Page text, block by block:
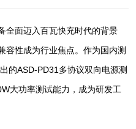
全面迈入百瓦快充时代的背景
容性成为行业焦点。作为国内测
的ASD-PD31多协议双向电源测
大功率测试能力，成为研发工